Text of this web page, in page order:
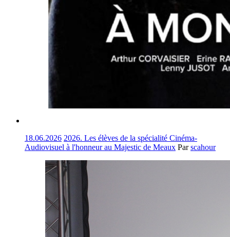
18.06.2026 2026. Les élèves de la spécialité Cinéma-
Audiovisuel à l'honneur au Majestic de Meaux Parscahour